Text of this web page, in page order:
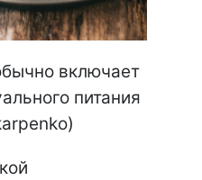
включает
питания